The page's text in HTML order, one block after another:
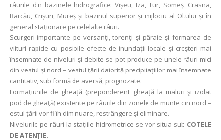
râurile din bazinele hidrografice: Vișeu, Iza, Tur, Someș, Crasna,
Barcău, Crișuri, Mureș și bazinul superior și mijlociu al Oltului și în
general staționare pe celelalte râuri.
Scurgeri importante pe versanţi, torenţi şi pâraie și formarea de
viituri rapide cu posibile efecte de inundaţii locale şi creșteri mai
însemnate de niveluri și debite se pot produce pe unele râuri mici
din vestul și nord – vestul țării datorită precipitațiilor mai însemnate
cantitativ, sub formă de aversă, prognozate.
Formațiunile de gheață (preponderent gheață la maluri şi izolat
pod de gheaţă) existente pe râurile din zonele de munte din nord –
estul țării vor fi în diminuare, restrângere şi eliminare.
Nivelurile pe râuri la stațiile hidrometrice se vor situa sub COTELE
DE ATENȚIE.